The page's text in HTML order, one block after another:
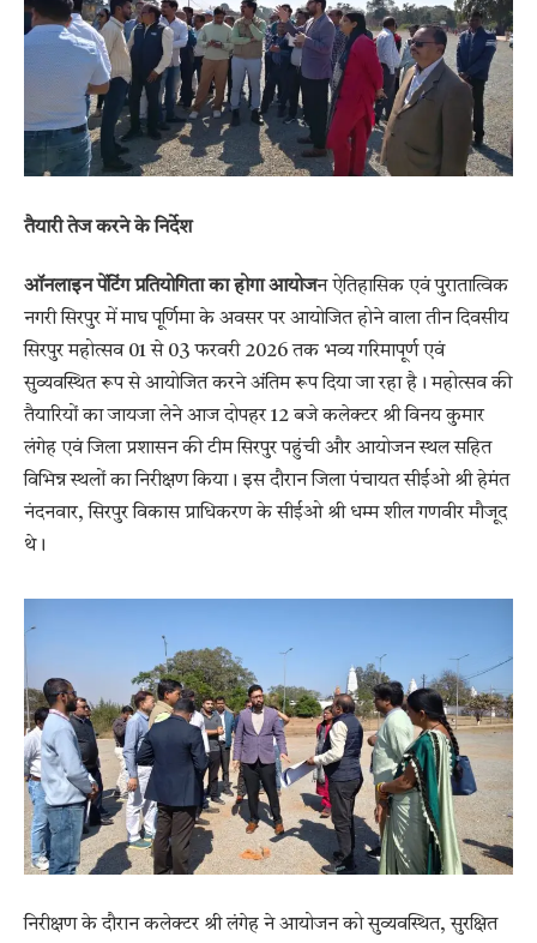
तैयारी तेज करने के निर्देश
ऑनलाइन पेंटिंग प्रतियोगिता का होगा आयोजन ऐतिहासिक एवं पुरातात्विक
नगरी सिरपुर में माघ पूर्णिमा के अवसर पर आयोजित होने वाला तीन दिवसीय
सिरपुर महोत्सव 01 से 03 फरवरी 2026 तक भव्य गरिमापूर्ण एवं
सुव्यवस्थित रूप से आयोजित करने अंतिम रूप दिया जा रहा है। महोत्सव की
तैयारियों का जायजा लेने आज दोपहर 12 बजे कलेक्टर श्री विनय कुमार
लंगेह एवं जिला प्रशासन की टीम सिरपुर पहुंची और आयोजन स्थल सहित
विभिन्न स्थलों का निरीक्षण किया। इस दौरान जिला पंचायत सीईओ श्री हेमंत
नंदनवार, सिरपुर विकास प्राधिकरण के सीईओ श्री धम्म शील गणवीर मौजूद
थे।
निरीक्षण के दौरान कलेक्टर श्री लंगेह ने आयोजन को सुव्यवस्थित, सुरक्षित